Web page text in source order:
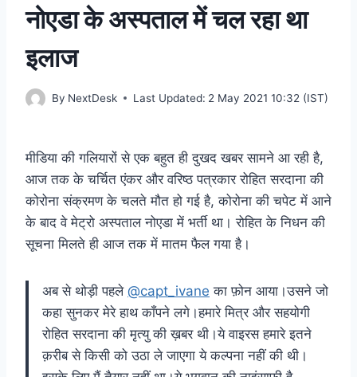
नोएडा के अस्पताल में चल रहा था
इलाज
By NextDesk Last Updated: 2 May 2021 10:32 (IST)
मीडिया की गलियारों से एक बहुत ही दुखद खबर सामने आ रही है,
आज तक के चर्चित एंकर और वरिष्ठ पत्रकार रोहित सरदाना की
कोरोना संक्रमण के चलते मौत हो गई है, कोरोना की चपेट में आने
के बाद वे मेट्रो अस्पताल नोएडा में भर्ती था। रोहित के निधन की
सूचना मिलते ही आज तक में मातम फैल गया है।
अब से थोड़ी पहले @capt_ivane का फ़ोन आया।उसने जो
कहा सुनकर मेरे हाथ काँपने लगे।हमारे मित्र और सहयोगी
रोहित सरदाना की मृत्यु की ख़बर थी।ये वाइरस हमारे इतने
क़रीब से किसी को उठा ले जाएगा ये कल्पना नहीं की थी।